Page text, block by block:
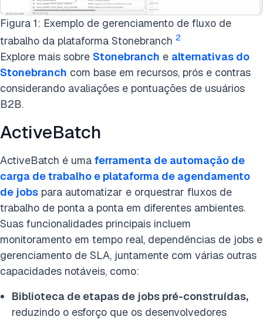
Figura 1: Exemplo de gerenciamento de fluxo de
trabalho da plataforma Stonebranch 2
Explore mais sobre Stonebranch e alternativas do
Stonebranch com base em recursos, prós e contras
considerando avaliações e pontuações de usuários
B2B.
ActiveBatch
ActiveBatch é uma ferramenta de automação de
carga de trabalho e plataforma de agendamento
de jobs para automatizar e orquestrar fluxos de
trabalho de ponta a ponta em diferentes ambientes.
Suas funcionalidades principais incluem
monitoramento em tempo real, dependências de jobs e
gerenciamento de SLA, juntamente com várias outras
capacidades notáveis, como:
Biblioteca de etapas de jobs pré-construídas,
reduzindo o esforço que os desenvolvedores